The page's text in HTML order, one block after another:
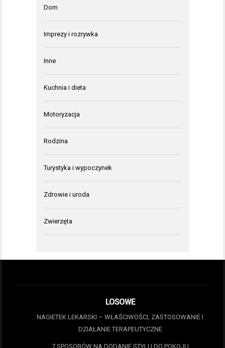
Dom
Imprezy i rozrywka
Inne
Kuchnia i dieta
Motoryzacja
Rodzina
Turystyka i wypoczynek
Zdrowie i uroda
Zwierzęta
LOSOWE
NAGIETEK LEKARSKI – WŁAŚCIWOŚCI, ZASTOSOWANIE I
DZIAŁANIE TERAPEUTYCZNE
7 SPOSOBÓW NA DODANIE STYLU DO POKOJU